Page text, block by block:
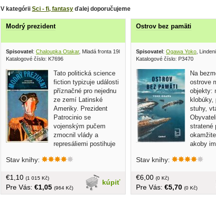
V kategórii Sci - fi, fantasy ďalej doporučujeme
Modrý prezident
Spisovatel: Chaloupka Otakar, Mladá fronta 1980
Katalogové číslo: K7696
Tato politická science
fiction typizuje události
příznačné pro nejednu
ze zemí Latinské
Ameriky. Prezident
Patrocinio se
vojenským pučem
zmocnil vlády a
represáliemi postihuje
nedůvěry, protože z vlastních praktik
převratů, navíc jej stále více děsí
povstalci, kteří se v horách připravují k
odvetě... v češtine, 264 strán,
Stav knihy:
kúpiť
€1,10 (1 015 Kč)
Pre Vás: €1,05 (964 Kč)
Ostrov bez pamäti
Spisovatel: Ogawa Yoko ,
Katalogové číslo: P3470
Na
ostrove
objekty:
klobúky,
stuhy,
stratené
akoby
čo neprišli o schopnosť
spisovateľka zistí, že jej
do kategórie
sa ho udržať pri živote v
Stav knihy:
€6,00 (0 Kč)
Pre Vás: €5,70 (0 Kč)